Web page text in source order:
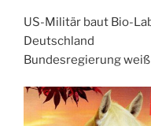
US-Militär baut Bio-
Deutschland
Bundesregierung